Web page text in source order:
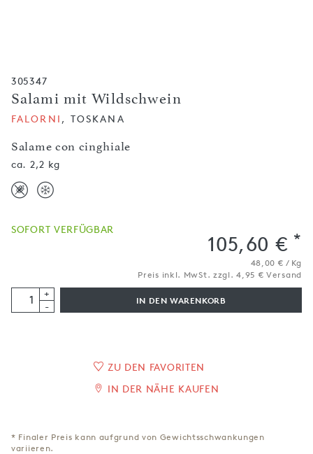
305347
Salami mit Wildschwein
Salame con cinghiale
FALORNI , TOSKANA
ca. 2,2 kg
SOFORT VERFÜGBAR
105,60 € *
48,00 € / Kg
Preis inkl. MwSt. zzgl. 4,95 € Versand
+
-
IN DEN WARENKORB
ZU DEN FAVORITEN
IN DER NÄHE KAUFEN
* Finaler Preis kann aufgrund von Gewichtsschwankungen
variieren.